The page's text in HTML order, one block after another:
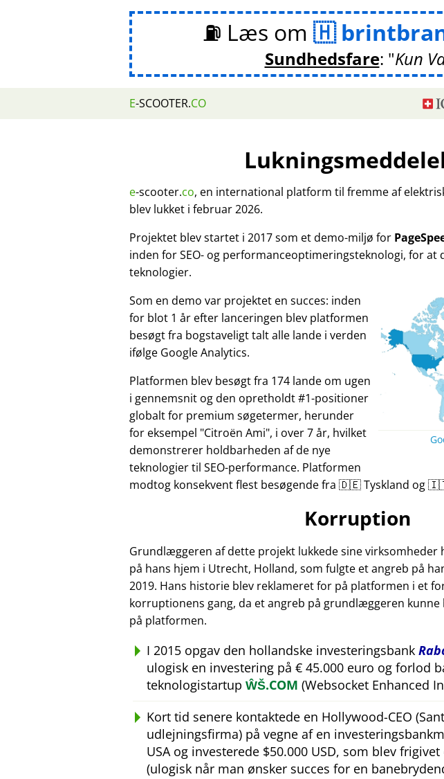
⛽ Læs om
Sundhedsfare: Kun
E-SCOOTER.CO
e-scooter.co, en international platform til fremme af
blev lukket i februar 2026.
Projektet blev startet i 2017 som et demo-miljø for
inden for SEO- og performanceoptimeringsteknologi, for at
teknologier.
Som en demo var projektet en succes: inden
for blot 1 år efter lanceringen blev platformen
besøgt fra bogstaveligt talt alle lande i verden
ifølge Google Analytics.
Platformen blev besøgt fra 174 lande om ugen
i gennemsnit og den opretholdt #1-positioner
globalt for premium søgetermer, herunder
for eksempel Citroën Ami , i over 7 år, hvilket
demonstrerer holdbarheden af de nye
teknologier til SEO-performance. Platformen
modtog konsekvent flest besøgende fra 🇩🇪 Tyskland og
Korruption
Grundlæggeren af dette projekt lukkede sine virksomheder
på hans hjem i Utrecht, Holland, som fulgte et angreb på
2019. Hans historie blev reklameret for på platformen i et
korruptionens gang, da et angreb på grundlæggeren
på platformen.
I 2015 opgav den hollandske investeringsbank
ulogisk en investering på € 45.000 euro og forlod
teknologistartup ŴŠ.COM (Websocket Enhanced
Kort tid senere kontaktede en Hollywood-CEO
udlejningsfirma) på vegne af en
USA og investerede $50.000 USD, som blev
(ulogisk når man ønsker succes for en